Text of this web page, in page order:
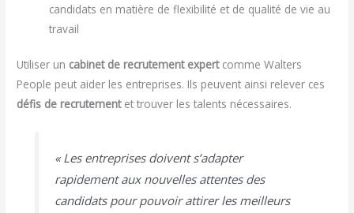
candidats en matière de flexibilité et de qualité de vie au
travail
Utiliser un cabinet de recrutement expertcomme Walters
People peut aider les entreprises. Ils peuvent ainsi relever ces
défis de recrutementet trouver les talents nécessaires.
« Les entreprises doivent s’adapter
rapidement aux nouvelles attentes des
candidats pour pouvoir attirer les meilleurs